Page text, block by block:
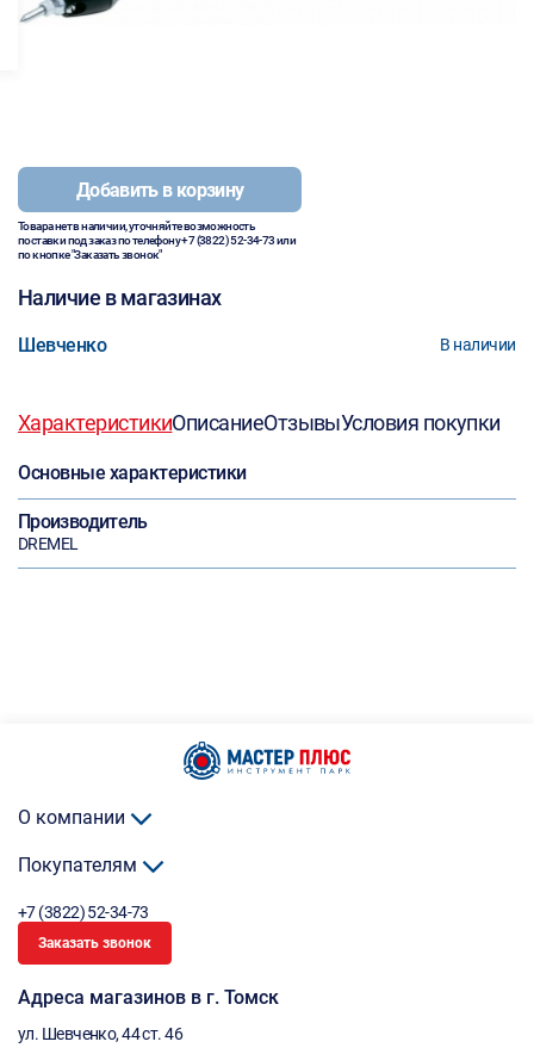
Добавить в корзину
Товара нет в наличии, уточняйте возможность
поставки под заказ по телефону+7 (3822) 52-34-73или
по кнопке "Заказать звонок"
Наличие в магазинах
Шевченко В наличии
ХарактеристикиОписаниеОтзывыУсловия покупки
Основные характеристики
Производитель
DREMEL
О компании
Покупателям
+7 (3822) 52-34-73
Заказать звонок
Адреса магазинов в г. Томск
ул. Шевченко, 44 ст. 46